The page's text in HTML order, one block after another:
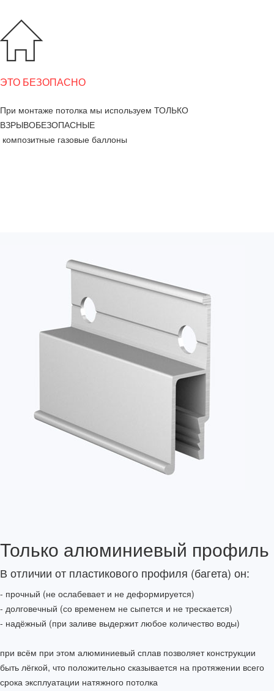
ЭТО БЕЗОПАСНО
При монтаже потолка мы используем ТОЛЬКО
ВЗРЫВОБЕЗОПАСНЫЕ
композитные газовые баллоны
Только алюминиевый профиль
В отличии от пластикового профиля (багета) он:
- прочный (не ослабевает и не деформируется)
- долговечный (со временем не сыпется и не трескается)
- надёжный (при заливе выдержит любое количество воды)
при всём при этом алюминиевый сплав позволяет конструкции
быть лёгкой, что положительно сказывается на протяжении всего
срока эксплуатации натяжного потолка